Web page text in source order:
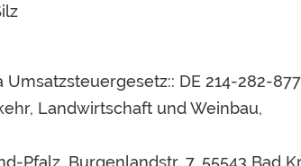
DE 214-282-877
Landwirtschaft und Weinbau,
Burgenlandstr. 7, 55543 Bad